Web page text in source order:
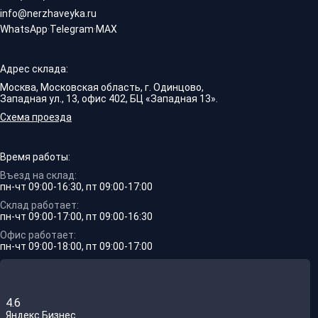
info@nerzhaveyka.ru
WhatsApp·Telegram·MAX
Адрес склада:
Москва, Московская область, г. Одинцово,
Западная ул., 13, офис 402, БЦ «Западная 13».
Схема проезда
Время работы:
Въезд на склад:
пн-чт 09:00-16:30, пт 09:00-17:00
Склад работает:
пн-чт 09:00-17:00, пт 09:00-16:30
Офис работает:
пн-чт 09:00-18:00, пт 09:00-17:00
4.6
Яндекс.Бизнес